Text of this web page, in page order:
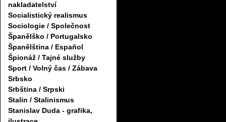
nakladatelství
Socialistický realismus
Sociologie / Společnost
Španělško / Portugalsko
Španělština / Español
Špionáž / Tajné služby
Sport / Volný čas / Zábava
Srbsko
Srbština / Srpski
Stalin / Stalinismus
Stanislav Duda - grafika,